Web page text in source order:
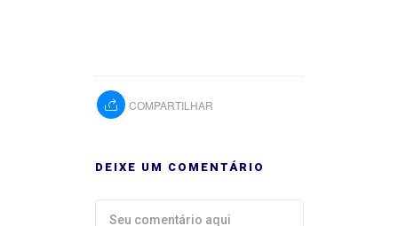
COMPARTILHAR
DEIXE UM COMENTÁRIO